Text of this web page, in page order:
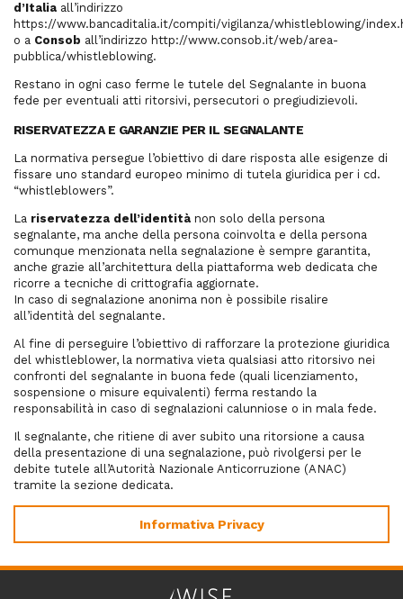
d’Italia all’indirizzo
https://www.bancaditalia.it/compiti/vigilanza/whistleblowing/
o a Consob all’indirizzo http://www.consob.it/web/area-
pubblica/whistleblowing.
Restano in ogni caso ferme le tutele del Segnalante in buona
fede per eventuali atti ritorsivi, persecutori o pregiudizievoli.
RISERVATEZZA E GARANZIE PER IL SEGNALANTE
La normativa persegue l’obiettivo di dare risposta alle esigenze di
fissare uno standard europeo minimo di tutela giuridica per i cd.
“whistleblowers”.
La riservatezza dell’identità non solo della persona
segnalante, ma anche della persona coinvolta e della persona
comunque menzionata nella segnalazione è sempre garantita,
anche grazie all’architettura della piattaforma web dedicata che
ricorre a tecniche di crittografia aggiornate.
In caso di segnalazione anonima non è possibile risalire
all’identità del segnalante.
Al fine di perseguire l’obiettivo di rafforzare la protezione giuridica
del whistleblower, la normativa vieta qualsiasi atto ritorsivo nei
confronti del segnalante in buona fede (quali licenziamento,
sospensione o misure equivalenti) ferma restando la
responsabilità in caso di segnalazioni calunniose o in mala fede.
Il segnalante, che ritiene di aver subito una ritorsione a causa
della presentazione di una segnalazione, può rivolgersi per le
debite tutele all’Autorità Nazionale Anticorruzione (ANAC)
tramite la sezione dedicata.
Informativa Privacy